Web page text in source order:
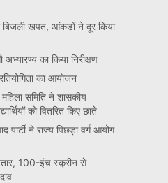
बिजली खपत, आंकड़ों ने दूर किया
अभ्यारण्य का किया निरीक्षण
का आयोजन
महिला समिति ने शासकीय
को वितरित किए छाते
पार्टी ने राज्य पिछड़ा वर्ग आयोग
100-इंच स्क्रीन से